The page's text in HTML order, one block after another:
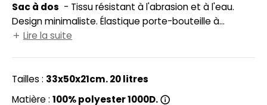
VISIBILITE
MODULABLES
SI ON L'APPELAIT FRANCIS
BY PROMODORO
HALES
Sac à dos
Design minimaliste. Élastique porte-bouteille à
l'intérieur. Compatible avec les ordinateurs portables
minimaliste. Compartiments avant zippés. Volume
extensible (20-25 L). Doublure 100% Polyester HD. Dos
Lire la suite
Tailles : 33x50x21cm. 20 litres
Matière : 100% polyester 1000D.